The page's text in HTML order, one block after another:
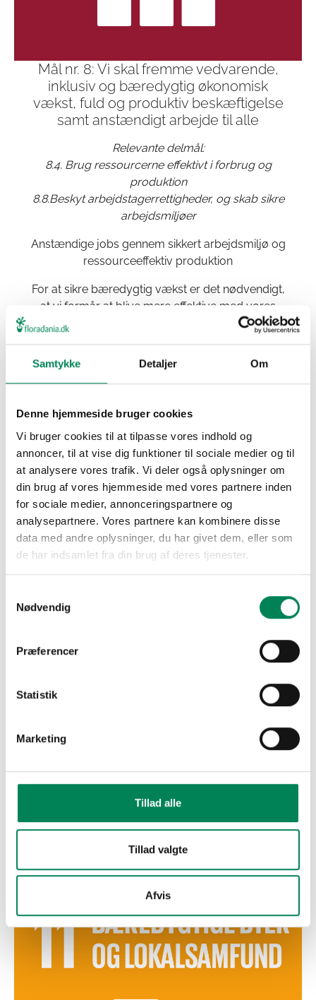
Samtykke Detaljer Om
Denne hjemmeside bruger cookies
Vi bruger cookies til at tilpasse vores indhold og
annoncer, til at vise dig funktioner til sociale medier og til
at analysere vores trafik. Vi deler også oplysninger om
din brug af vores hjemmeside med vores partnere inden
for sociale medier, annonceringspartnere og
analysepartnere. Vores partnere kan kombinere disse
data med andre oplysninger, du har givet dem, eller som
de har indsamlet fra din brug af deres tjenester.
Nødvendig
Præferencer
Statistik
Marketing
Tillad alle
Tillad valgte
Afvis
Mål nr. 8: Vi skal fremme vedvarende,
inklusiv og bæredygtig økonomisk
vækst, fuld og produktiv beskæftigelse
samt anstændigt arbejde til alle
Relevante delmål:
8.4. Brug ressourcerne effektivt i forbrug og
produktion
8.8.Beskyt arbejdstagerrettigheder, og skab sikre
arbejdsmiljøer
Anstændige jobs gennem sikkert arbejdsmiljø og
ressourceeffektiv produktion
For at sikre bæredygtig vækst er det nødvendigt,
at vi formår at blive mere effektive med vores
brug af ressourcer. Som gartneri er man vant til at
effektiviteten, fordi det er godt for forretningen.
Det skal man gøre endnu mere i fremtiden, f.eks.
eller projekter som MinimalSpild, hvor måling af
håndtering af planter i hele værdikæden.
Samtidig kan alle arbejdspladser være med til at
sikre anstændigt arbejde for deres ansatte. I
Danmark har vi lovgivning, der skal sikre
ordentlige forhold, men som gartneri kan man gå
videre og arbejde med at være en attraktiv
arbejdsplads, der kan tiltrække arbejdskraft og
som giver medarbejdere mulighed for at trives.
lokalsamfund og bosættelser
Relevant delmål: 11.7: Giv alle adgang til grønne
Gartnerierne kan overveje hvordan deres
at levere planter til udbygning af grønne områder
inspirerende og højner livskvaliteten for dem, der
bor der. Gartnerne kan også deltage i projekter og
indgå i samarbejde med andre aktører med viden
om, hvordan man skaber kreative og inspirerende
grønne områder.